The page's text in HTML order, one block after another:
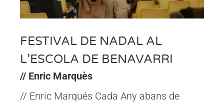
FESTIVAL DE NADAL AL
L’ESCOLA DE BENAVARRI
// Enric Marquès
// Enric Marqués Cada Any abans de